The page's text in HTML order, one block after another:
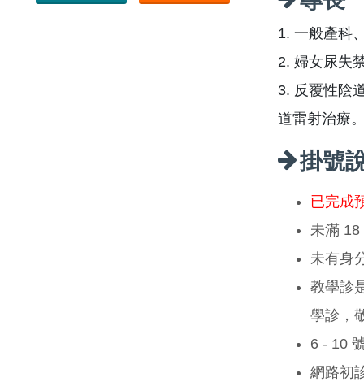
1. 一般產科
2. 婦女尿失
3. 反覆性陰
道雷射治療
掛號
已完成
未滿 18
未有身
教學診
學診，
6 - 10
網路初